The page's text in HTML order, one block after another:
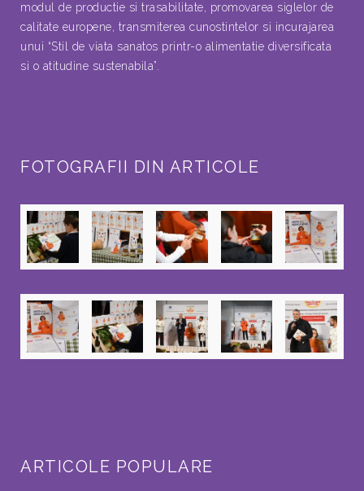
modul de productie si trasabilitate, promovarea siglelor de
calitate europene, transmiterea cunostintelor si incurajarea
unui “Stil de viata sanatos printr-o alimentatie diversificata
si o atitudine sustenabila”.
FOTOGRAFII DIN ARTICOLE
ARTICOLE POPULARE